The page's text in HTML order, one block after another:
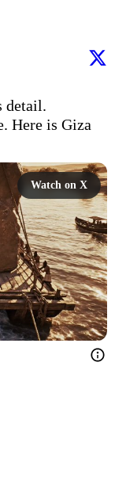
detail.
Here is Giza
Watch on X